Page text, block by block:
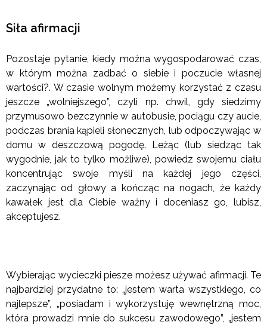
Siła afirmacji
Pozostaje pytanie, kiedy można wygospodarować czas,
w którym można zadbać o siebie i poczucie własnej
wartości?. W czasie wolnym możemy korzystać z czasu
jeszcze „wolniejszego”, czyli np. chwil, gdy siedzimy
przymusowo bezczynnie w autobusie, pociągu czy aucie,
podczas brania kąpieli słonecznych, lub odpoczywając w
domu w deszczową pogodę. Leżąc (lub siedząc tak
wygodnie, jak to tylko możliwe), powiedz swojemu ciału
koncentrując swoje myśli na każdej jego części,
zaczynając od głowy a kończąc na nogach, że każdy
kawałek jest dla Ciebie ważny i doceniasz go, lubisz,
akceptujesz.
Wybierając wycieczki piesze możesz używać afirmacji. Te
najbardziej przydatne to: „jestem warta wszystkiego, co
najlepsze”, „posiadam i wykorzystuję wewnętrzną moc,
która prowadzi mnie do sukcesu zawodowego”, „jestem